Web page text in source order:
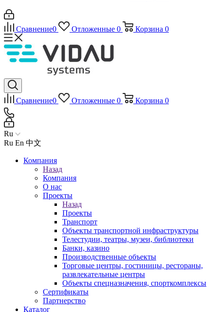
Сравнение0 Отложенные 0 Корзина 0
Сравнение0 Отложенные 0 Корзина 0
Ru
Ru En 中文
Компания
Назад
Компания
О нас
Проекты
Назад
Проекты
Транспорт
Объекты транспортной инфраструктуры
Телестудии, театры, музеи, библиотеки
Банки, казино
Производственные объекты
Торговые центры, гостиницы, рестораны,
развлекательные центры
Объекты спецназначения, спорткомплексы
Сертификаты
Партнерство
Каталог